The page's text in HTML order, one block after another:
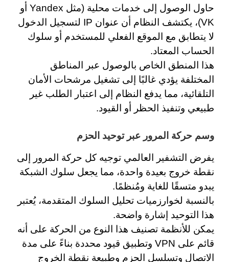
حاول الوصول إلى خدمات محلية (مثل Yandex أو
VK)، يكتشف النظام أن عنوان IP لتسجيل الدخول
لا يتطابق مع الموقع الفعلي للمستخدم أو سلوك
الحساب المعتاد.
هذا المنطق الخاص بالوصول عبر المناطق
المختلفة يؤدي غالبًا إلى تشغيل مرشحات الأمان
التلقائية، مما يدفع النظام إلى اعتبار الطلب غير
طبيعي وتنفيذ الحظر أو القيود.
وسم حركة المرور عبر توحيد الحزم
يفرض التشفير العالمي توجيه كل حركة المرور إلى
نقطة خروج بعيدة واحدة، مما يجعل سلوك الشبكة
يبدو متسقًا للغاية ومُنظمًا.
بالنسبة لخوارزميات تحليل السلوك المتقدمة، يُعتبر
هذا التوحيد إشارة واضحة.
يمكن للأنظمة تصنيف هذا النوع من الحركة على أنه
قائم على VPN وتطبيق قيود محددة بناءً على مدة
الاتصال وتسلسل الحزم وطبيعة نقطة الخروج